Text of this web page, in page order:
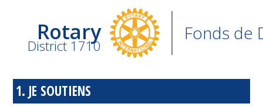
Rotary
District 1710
Fonds de
1. JE SOUTIENS